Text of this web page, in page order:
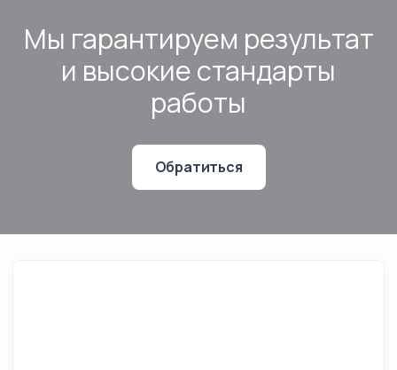
Мы гарантируем результат
и высокие стандарты
работы
Обратиться